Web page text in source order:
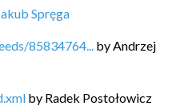
Spręga
85834764... by Andrzej
by Radek Postołowicz